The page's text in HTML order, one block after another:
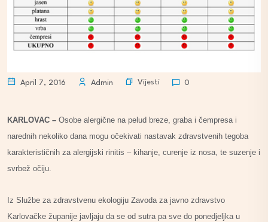
April 7, 2016 Admin Vijesti 0
KARLOVAC – Osobe alergične na pelud breze, graba i čempresa i
narednih nekoliko dana mogu očekivati nastavak zdravstvenih tegoba
karakterističnih za alergijski rinitis – kihanje, curenje iz nosa, te suzenje i
svrbež očiju.
Iz Službe za zdravstvenu ekologiju Zavoda za javno zdravstvo
Karlovačke županije javljaju da se od sutra pa sve do ponedjeljka u